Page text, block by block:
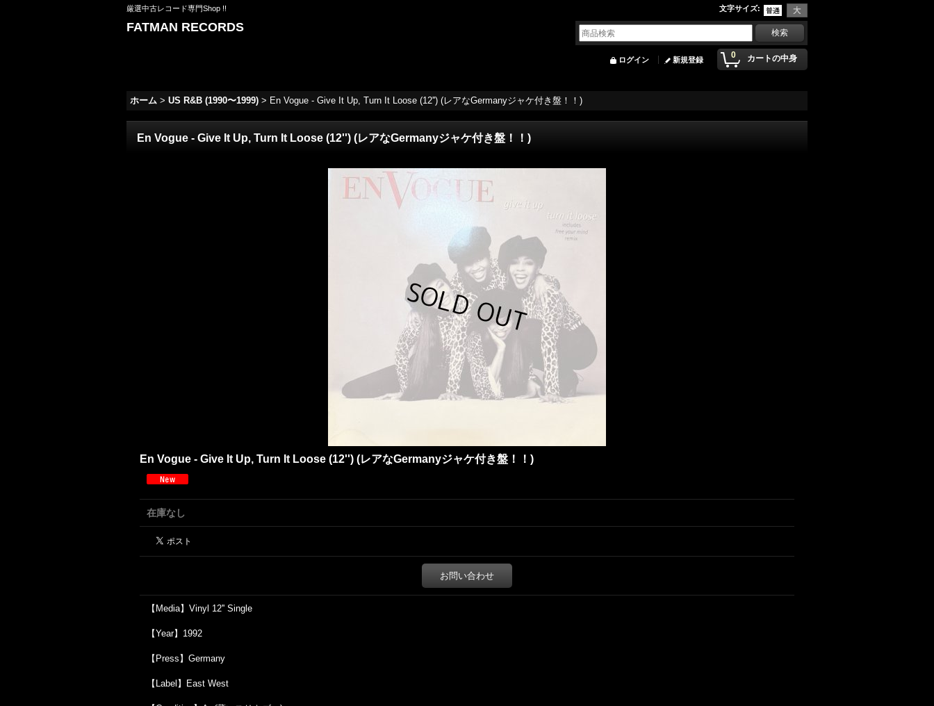
厳選中古レコード専門Shop !! 文字サイズ:
FATMAN RECORDS
0 カートの中身
ログイン 新規登録
ホーム > US R&B (1990〜1999) > En Vogue - Give It Up, Turn It Loose (12'') (レアなGermanyジャケ付き盤！！)
En Vogue - Give It Up, Turn It Loose (12'') (レアなGermanyジャケ付き盤！！)
En Vogue - Give It Up, Turn It Loose (12'') (レアなGermanyジャケ付き盤！！)
在庫なし
お問い合わせ
【Media】Vinyl 12'' Single
【Year】1992
【Press】Germany
【Label】East West